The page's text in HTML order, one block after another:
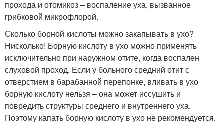
прохода и отомикоз – воспаление уха, вызванное
грибковой микрофлорой.
Сколько борной кислоты можно закапывать в ухо?
Нисколько! Борную кислоту в ухо можно применять
исключительно при наружном отите, когда воспален
слуховой проход. Если у больного средний отит с
отверстием в барабанной перепонке, вливать в ухо
борную кислоту нельзя – она может иссушить и
повредить структуры среднего и внутреннего уха.
Поэтому капать борную кислоту в ухо не рекомендуется.